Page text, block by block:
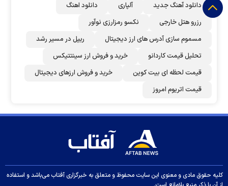
دانلود آهنگ جدید
آلپاری
دانلود اهنگ
رزرو هتل خارجی
نکسو رمزارزی نوآور
مسموم سازی آدرس های ارز دیجیتال
ریپل در مسیر رشد
تحلیل قیمت کاردانو
خرید و فروش ارز سینتتیکس
قیمت لحظه ای بیت کوین
خرید و فروش ارزهای دیجیتال
قیمت اتریوم امروز
کلیه حقوق مادی و معنوی این سایت محفوظ و متعلق به خبرگزاری آفتاب می‌باشد و استفاده